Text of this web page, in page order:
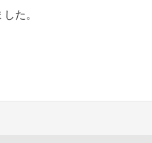
た。